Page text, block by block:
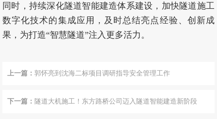
同时，持续深化隧道智能建造体系建设，加快隧道施工
数字化技术的集成应用，及时总结亮点经验、创新成
果，为打造“智慧隧道”注入更多活力。
上一篇： 郭怀亮到沈海二标项目调研指导安全管理工作
下一篇： 隧道大机施工！东方路桥公司迈入隧道智能建造新阶段